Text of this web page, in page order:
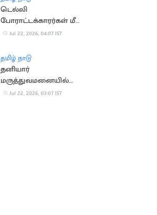
டெல்லி
போராட்டக்காரர்கள் மீது
தாக்குதல் வழக்கு இன்று
Jul 22, 2026, 04:07 IST
தமிழ் நாடு
தனியார்
மருத்துவமனையில்
சோனம் வாங்சுக்
Jul 22, 2026, 03:07 IST